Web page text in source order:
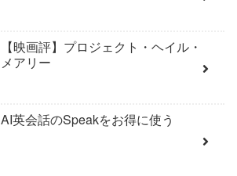
【映画評】プロジェクト・ヘイル・
メアリー
AI英会話のSpeakをお得に使う